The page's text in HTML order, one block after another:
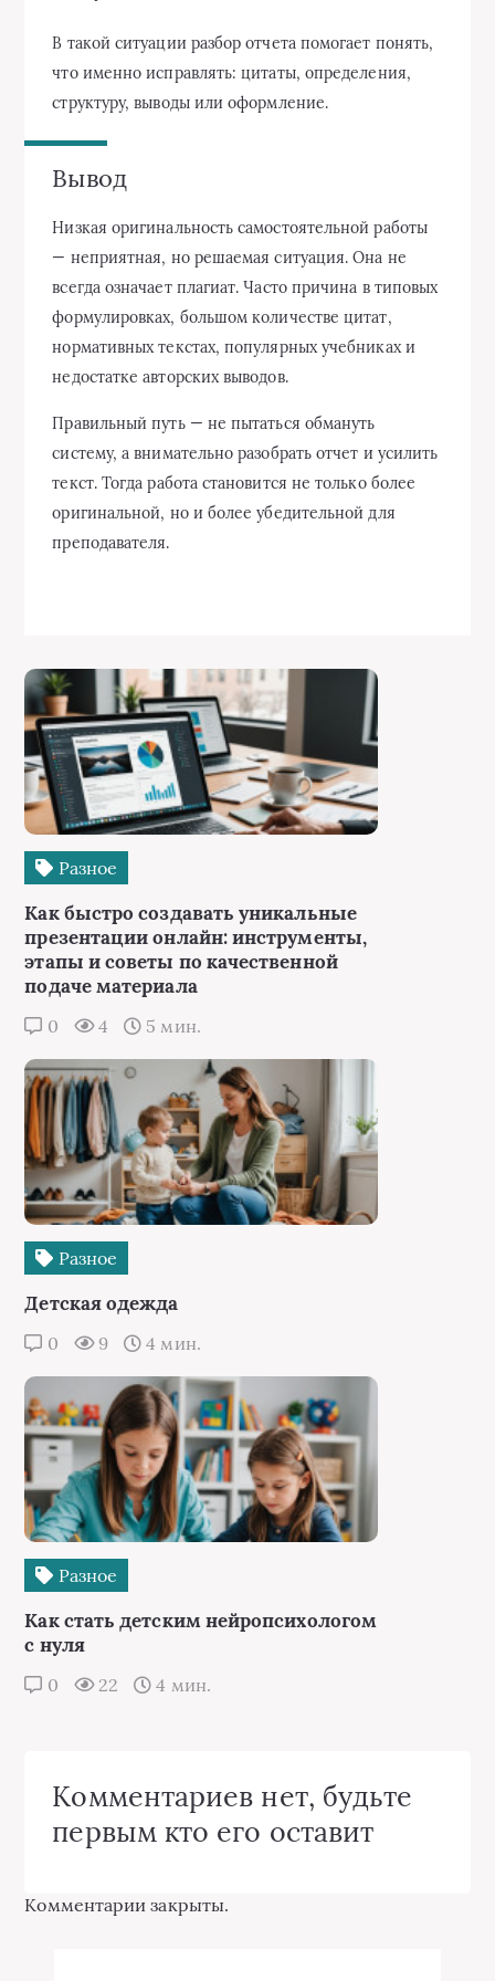
В такой ситуации разбор отчета помогает понять,
что именно исправлять: цитаты, определения,
структуру, выводы или оформление.
Вывод
Низкая оригинальность самостоятельной работы
— неприятная, но решаемая ситуация. Она не
всегда означает плагиат. Часто причина в типовых
формулировках, большом количестве цитат,
нормативных текстах, популярных учебниках и
недостатке авторских выводов.
Правильный путь — не пытаться обмануть
систему, а внимательно разобрать отчет и усилить
текст. Тогда работа становится не только более
оригинальной, но и более убедительной для
преподавателя.
Разное
Как быстро создавать уникальные
презентации онлайн: инструменты,
этапы и советы по качественной
подаче материала
0 4 5 мин.
Разное
Детская одежда
0 9 4 мин.
Разное
Как стать детским нейропсихологом
с нуля
0 22 4 мин.
Комментариев нет, будьте
первым кто его оставит
Комментарии закрыты.